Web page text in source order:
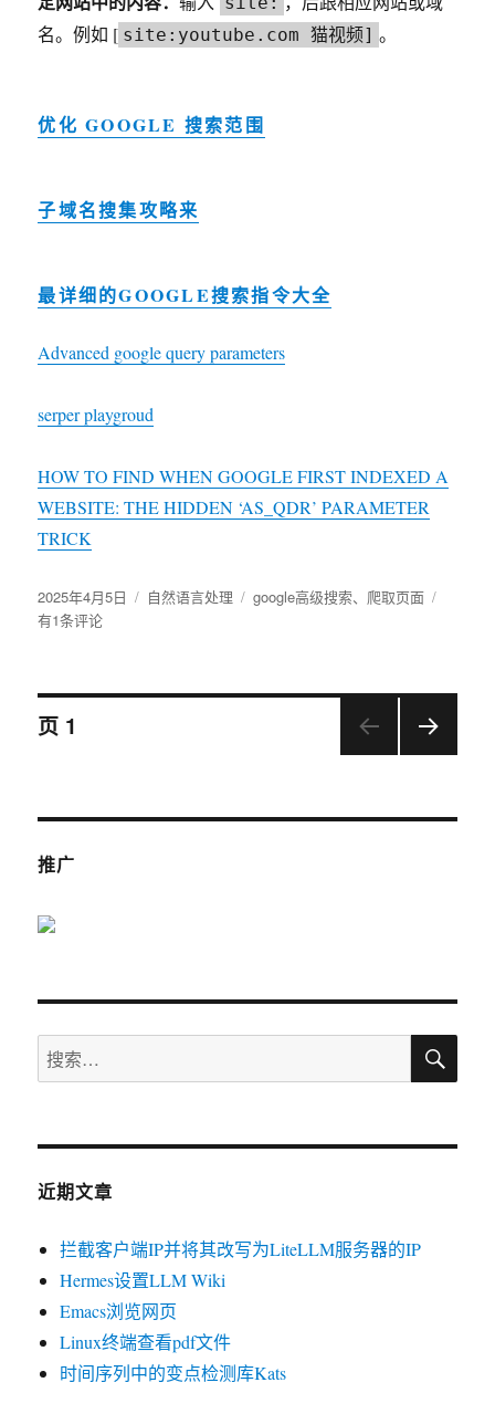
名。例如 [ site:youtube.com 猫视频] 。
优化 GOOGLE 搜索范围
子域名搜集攻略来
最详细的GOOGLE搜索指令大全
Advanced google query parameters
serper playgroud
HOW TO FIND WHEN GOOGLE FIRST INDEXED A
WEBSITE: THE HIDDEN ‘AS_QDR’ PARAMETER
TRICK
发
布
2025年4月5日
分
自然语言处理
标
google高级搜索、 爬取页面
索
网
定
有1条评论
文
导
航
页 1
推广
搜
索：
搜
近期文章
拦截客户端IP并将其改写为LiteLLM服务器的IP
Hermes设置LLM Wiki
Emacs浏览网页
Linux终端查看pdf文件
时间序列中的变点检测库Kats